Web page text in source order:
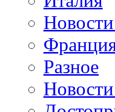
Новости
Разное